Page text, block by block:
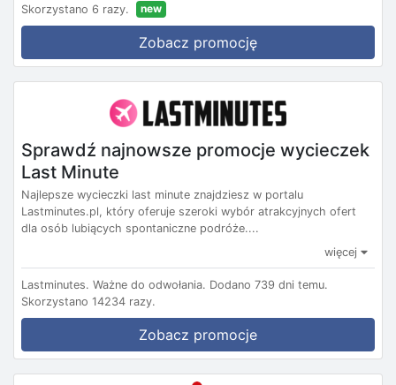
Skorzystano 6 razy.
new
Zobacz promocję
Sprawdź najnowsze promocje wycieczek
Last Minute
Najlepsze wycieczki last minute znajdziesz w portalu
Lastminutes.pl, który oferuje szeroki wybór atrakcyjnych ofert
dla osób lubiących spontaniczne podróże....
więcej
Lastminutes. Ważne do odwołania. Dodano 739 dni temu.
Skorzystano 14234 razy.
Zobacz promocje